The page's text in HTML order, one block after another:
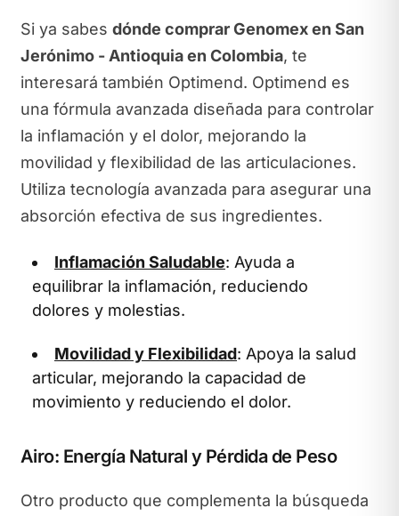
Si ya sabes dónde comprar Genomex en San
Jerónimo - Antioquia en Colombia, te
interesará también Optimend. Optimend es
una fórmula avanzada diseñada para controlar
la inflamación y el dolor, mejorando la
movilidad y flexibilidad de las articulaciones.
Utiliza tecnología avanzada para asegurar una
absorción efectiva de sus ingredientes.
Inflamación Saludable: Ayuda a
equilibrar la inflamación, reduciendo
dolores y molestias.
Movilidad y Flexibilidad: Apoya la salud
articular, mejorando la capacidad de
movimiento y reduciendo el dolor.
Airo: Energía Natural y Pérdida de Peso
Otro producto que complementa la búsqueda